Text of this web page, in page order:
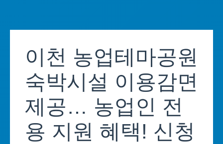
content이천 농업테마공원
숙박시설 이용감면
제공… 농업인 전
용 지원 혜택! 신청